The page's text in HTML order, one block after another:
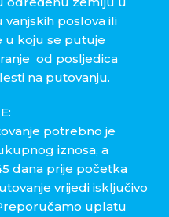
poslova ili
u koju se putuje
od posljedica
na putovanju.
potrebno je
iznosa, a
dana prije početka
vrijedi isključivo
uplatu